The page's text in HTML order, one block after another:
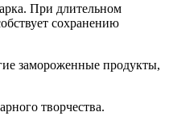
При длительном
сохранению
замороженные продукты,
творчества.